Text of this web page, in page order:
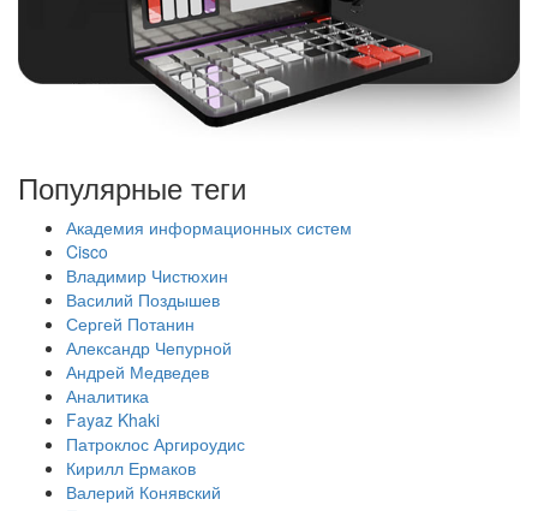
Популярные теги
Академия информационных систем
Cisco
Владимир Чистюхин
Василий Поздышев
Сергей Потанин
Александр Чепурной
Андрей Медведев
Аналитика
Fayaz Khaki
Патроклос Аргироудис
Кирилл Ермаков
Валерий Конявский